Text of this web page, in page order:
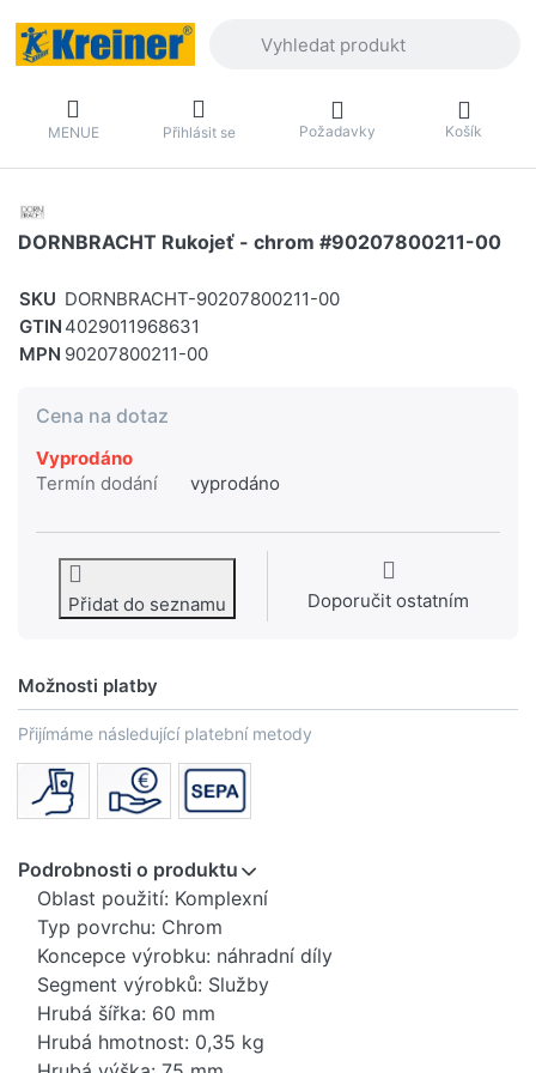
MENUE Přihlásit se Požadavky Košík
DORNBRACHT Rukojeť - chrom #90207800211-00
SKU DORNBRACHT-90207800211-00
GTIN 4029011968631
MPN 90207800211-00
Cena na dotaz
Vyprodáno
Termín dodání
vyprodáno
Přidat do seznamu Doporučit ostatním
Možnosti platby
Přijímáme následující platební metody
Podrobnosti o produktu
Oblast použití: Komplexní
Typ povrchu: Chrom
Koncepce výrobku: náhradní díly
Segment výrobků: Služby
Hrubá šířka: 60 mm
Hrubá hmotnost: 0,35 kg